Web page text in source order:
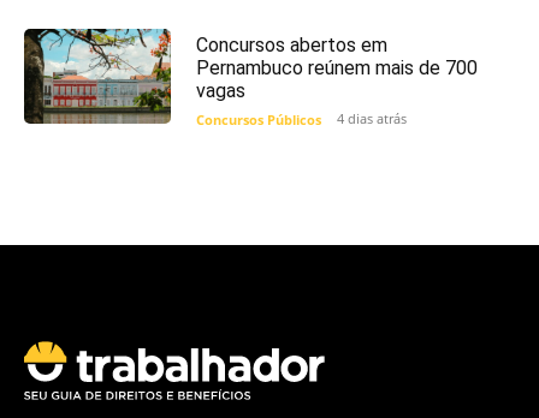
Concursos abertos em
Pernambuco reúnem mais de 700
vagas
Concursos Públicos 4 dias atrás